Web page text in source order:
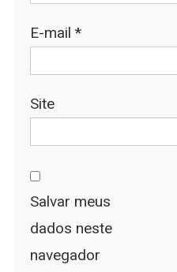
E-mail *
Site
Salvar meus
dados neste
navegador